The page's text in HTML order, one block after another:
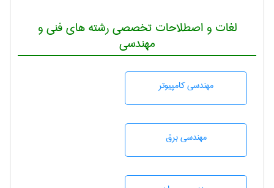
لغات و اصطلاحات تخصصی رشته های فنی و
مهندسی
مهندسی كامپيوتر
مهندسی برق